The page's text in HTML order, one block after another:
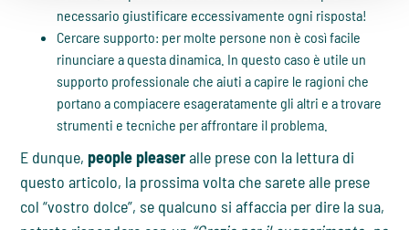
necessario giustificare eccessivamente ogni risposta!
Cercare supporto: per molte persone non è così facile
rinunciare a questa dinamica. In questo caso è utile un
supporto professionale che aiuti a capire le ragioni che
portano a compiacere esageratamente gli altri e a trovare
strumenti e tecniche per affrontare il problema.
E dunque, people pleaseralle prese con la lettura di
questo articolo, la prossima volta che sarete alle prese
col “vostro dolce”, se qualcuno si affaccia per dire la sua,